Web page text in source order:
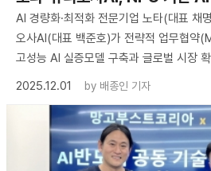
AI 경량화·최적화 전문기업 노타(대표 채
오사AI(대표 백준호)가 전략적 업무협약
고성능 AI 실증모델 구축과 글로벌 시장
2025.12.01
by 배종인 기자